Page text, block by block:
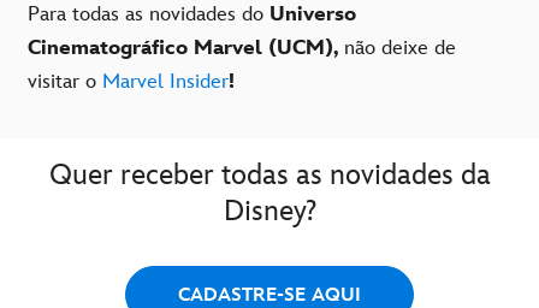
Para todas as novidades do Universo
Cinematográfico Marvel (UCM), não deixe de
visitar o Marvel Insider!
Quer receber todas as novidades da
Disney?
CADASTRE-SE AQUI